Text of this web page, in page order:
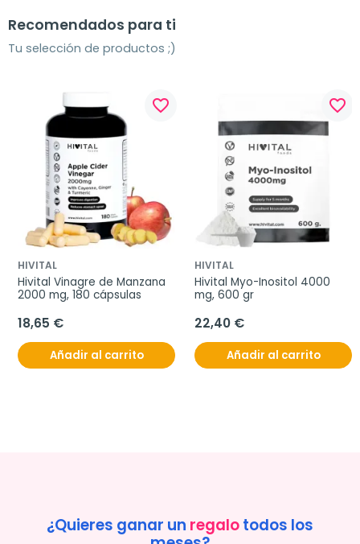
Recomendados para ti
Tu selección de productos ;)
favorite_border
HIVITAL
Hivital Vinagre de Manzana
2000 mg, 180 cápsulas
18,65 €
Añadir al carrito
favorite_border
HIVITAL
Hivital Myo-Inositol 4000
mg, 600 gr
22,40 €
Añadir al carrito
¿Quieres ganar un regalotodos los